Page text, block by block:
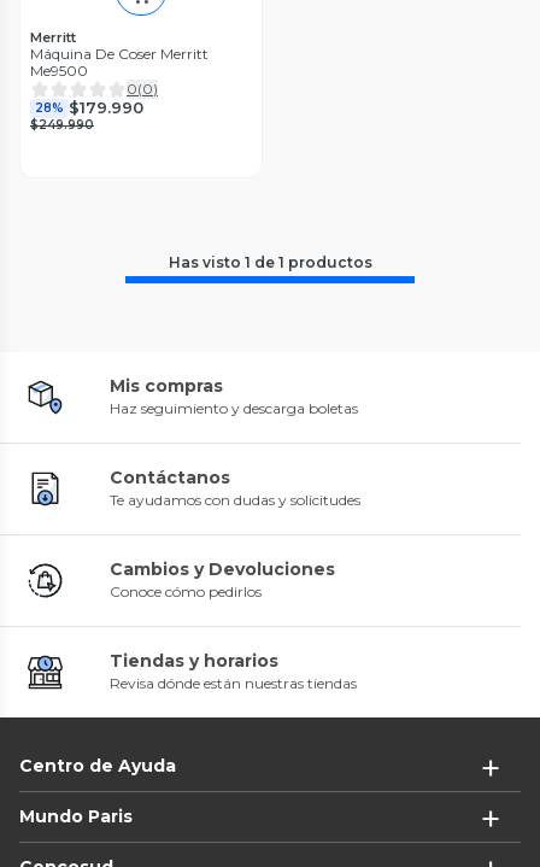
Merritt
Máquina De Coser Merritt
Me9500
0(0)
28% $179.990
$249.990
Has visto 1 de 1 productos
Mis compras
Haz seguimiento y descarga boletas
Contáctanos
Te ayudamos con dudas y solicitudes
Cambios y Devoluciones
Conoce cómo pedirlos
Tiendas y horarios
Revisa dónde están nuestras tiendas
Centro de Ayuda
Mundo Paris